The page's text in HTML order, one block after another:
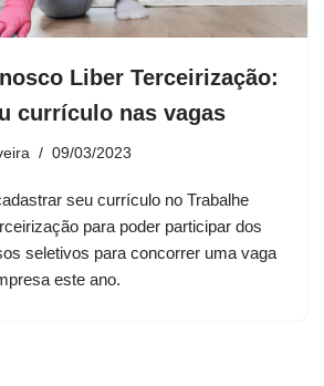
Liber Terceirização:
currículo nas vagas
09/03/2023
seu currículo no Trabalhe
para poder participar dos
seletivos para concorrer uma vaga
este ano.